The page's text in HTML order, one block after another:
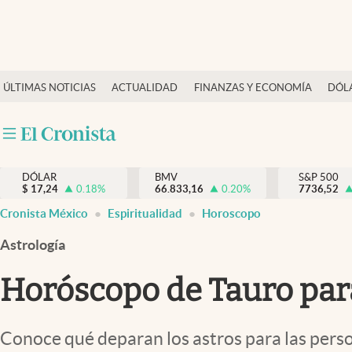
ÚLTIMAS NOTICIAS ACTUALIDAD FINANZAS Y ECONOMÍA
Actualidad
Internacionales
Opinión
Brand Strategy
Vida y estilo
Tv
DÓLAR
$ 17,24 0.18%
BMV
66.833,16
0.20%
S&P 500
7736,52
Cronista México Espiritualidad Horoscopo
Astrología
Horóscopo de Tauro
Conoce qué deparan los astros para las